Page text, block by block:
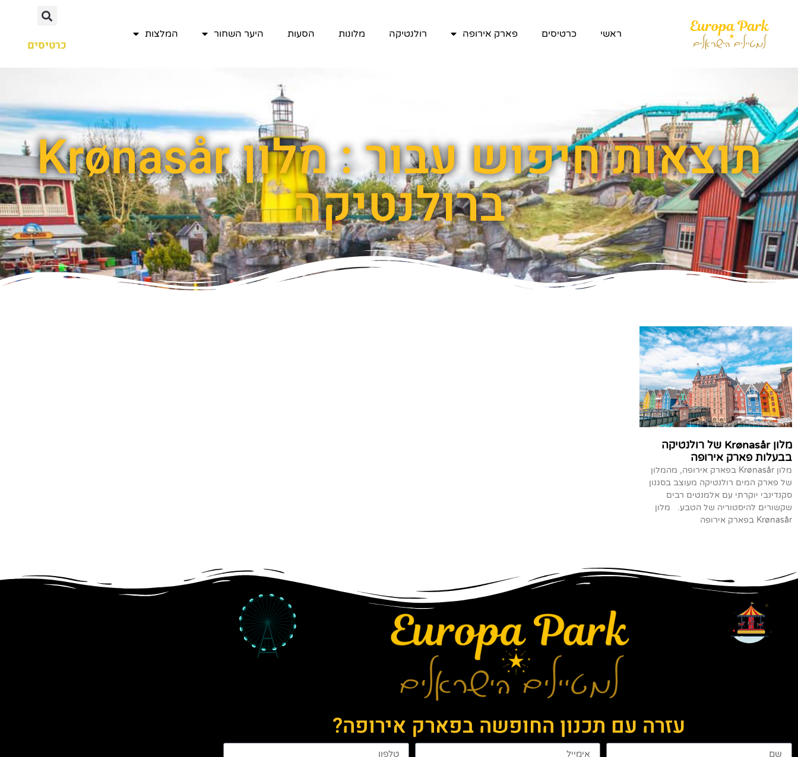
ראשי כרטיסים פארק אירופה רולנטיקה מלונות הסעות היער השחור המלצות
כרטיסים
תוצאות חיפוש עבור : מלון Krønasår
ברולנטיקה
מלון Krønasår של רולנטיקה
בבעלות פארק אירופה
מלון Krønasår בפארק אירופה, מהמלון
של פארק המים רולנטיקה מעוצב בסגנון
סקנדינבי יוקרתי עם אלמנטים רבים
שקשורים להיסטוריה של הטבע. מלון
Krønasår בפארק אירופה
עזרה עם תכנון החופשה בפארק אירופה?